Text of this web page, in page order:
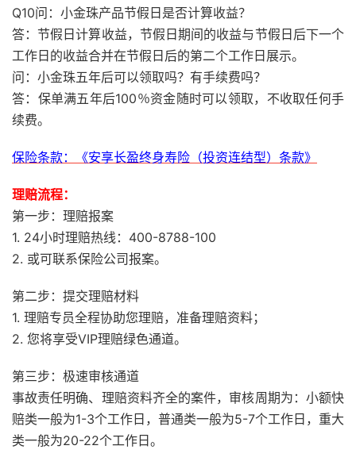
Q10问：小金珠产品节假日是否计算收益？
答：节假日计算收益，节假日期间的收益与节假日后下一个
工作日的收益合并在节假日后的第二个工作日展示。
问：小金珠五年后可以领取吗？有手续费吗？
答：保单满五年后100％资金随时可以领取，不收取任何手
续费。
保险条款：《安享长盈终身寿险（投资连结型）条款》
理赔流程：
第一步：理赔报案
1. 24小时理赔热线：400-8788-100
2. 或可联系保险公司报案。
第二步：提交理赔材料
1. 理赔专员全程协助您理赔，准备理赔资料；
2. 您将享受VIP理赔绿色通道。
第三步：极速审核通道
事故责任明确、理赔资料齐全的案件，审核周期为：小额快
赔类一般为1-3个工作日，普通类一般为5-7个工作日，重大
类一般为20-22个工作日。